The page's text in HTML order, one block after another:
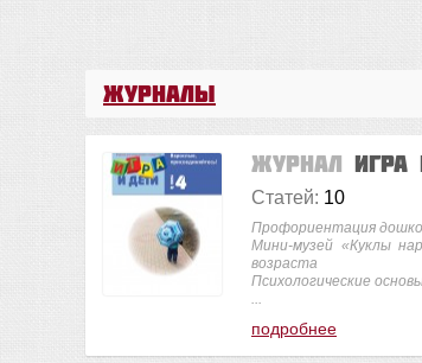
Журналы
Журнал Игра
Статей: 10
Профориентация
Мини-музей «Куклы
возраста
Психологические
...
подробнее